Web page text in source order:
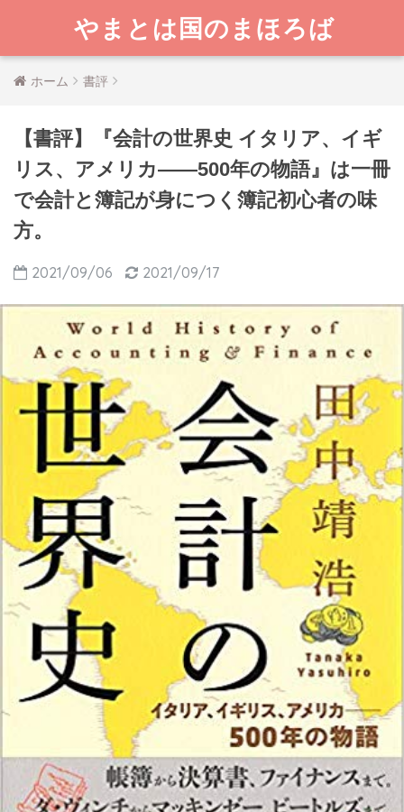
やまとは国のまほろば
ホーム 書評
【書評】『会計の世界史 イタリア、イギ
リス、アメリカ――500年の物語』は一冊
で会計と簿記が身につく簿記初心者の味
方。
2021/09/06 2021/09/17